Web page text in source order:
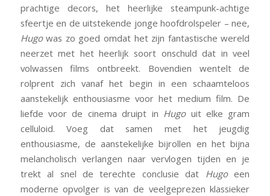
prachtige decors, het heerlijke steampunk-achtige
sfeertje en de uitstekende jonge hoofdrolspeler – nee,
Hugowas zo goed omdat het zijn fantastische wereld
neerzet met het heerlijk soort onschuld dat in veel
volwassen films ontbreekt. Bovendien wentelt de
rolprent zich vanaf het begin in een schaamteloos
aanstekelijk enthousiasme voor het medium film. De
liefde voor de cinema druipt in Hugo uit elke gram
celluloid. Voeg dat samen met het jeugdig
enthousiasme, de aanstekelijke bijrollen en het bijna
melancholisch verlangen naar vervlogen tijden en je
trekt al snel de terechte conclusie dat Hugoeen
moderne opvolger is van de veelgeprezen klassieker